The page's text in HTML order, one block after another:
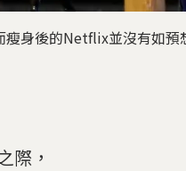
瘦身後的Netflix並沒有如預
際，